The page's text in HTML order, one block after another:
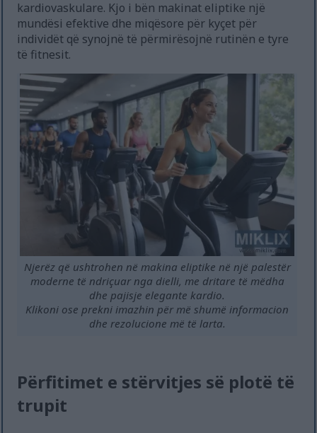
kardiovaskulare. Kjo i bën makinat eliptike një
mundësi efektive dhe miqësore për kyçet për
individët që synojnë të përmirësojnë rutinën e tyre
të fitnesit.
Njerëz që ushtrohen në makina eliptike në një palestër
moderne të ndriçuar nga dielli, me dritare të mëdha
dhe pajisje elegante kardio.
Klikoni ose prekni imazhin për më shumë informacion
dhe rezolucione më të larta.
Përfitimet e stërvitjes së plotë të
trupit